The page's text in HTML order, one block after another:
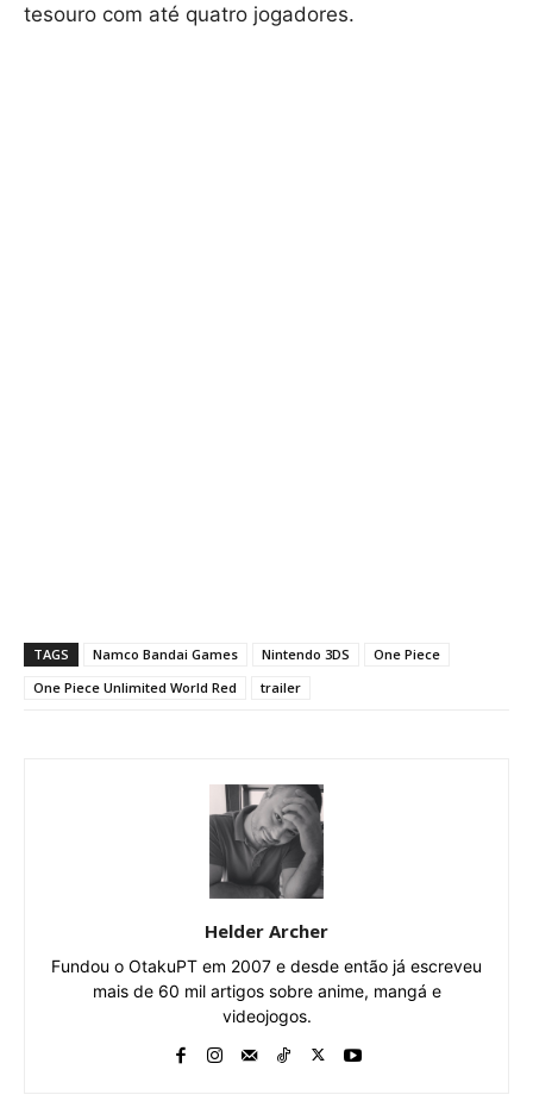
tesouro com até quatro jogadores.
TAGS Namco Bandai Games Nintendo 3DS
One Piece
One Piece Unlimited World Red
trailer
Helder Archer
Fundou o OtakuPT em 2007 e desde então já escreveu
mais de 60 mil artigos sobre anime, mangá e
videojogos.